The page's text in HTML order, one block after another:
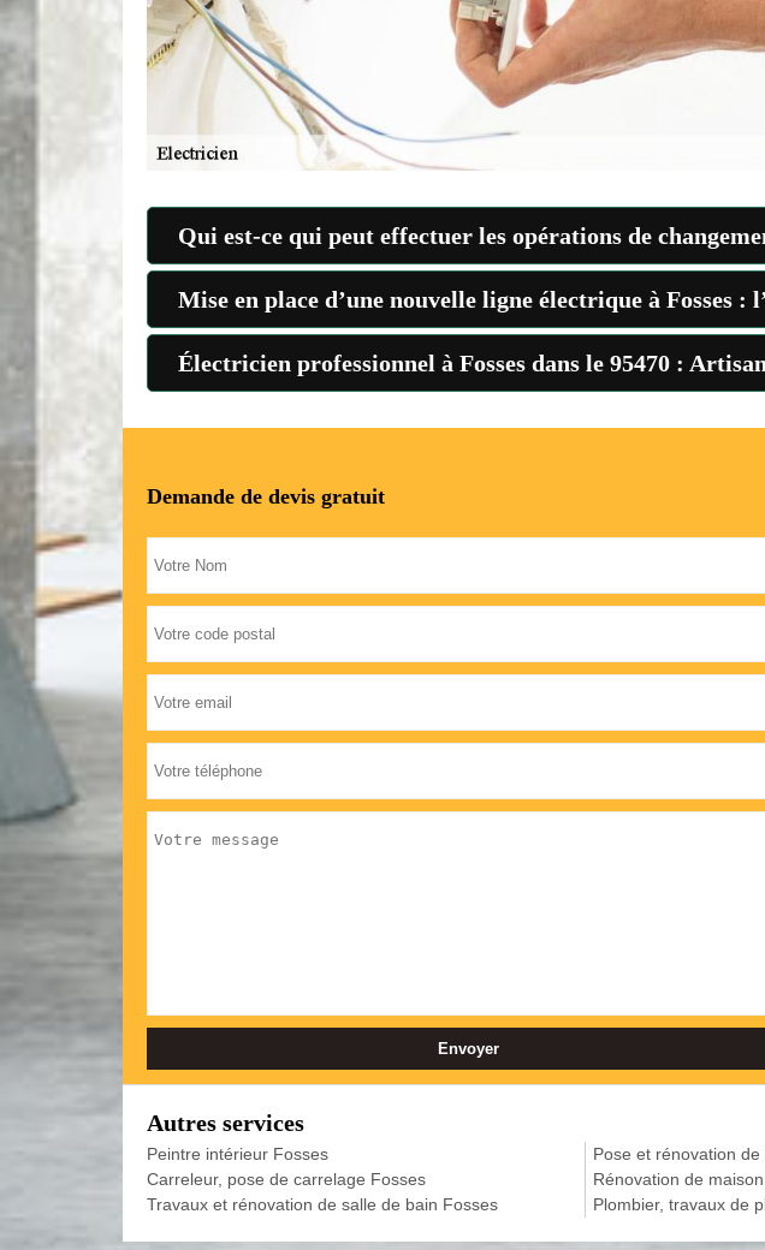
Qui est-ce qui peut effectuer les opérations de
Mise en place d’une nouvelle ligne électrique à Fosses
Électricien professionnel à Fosses dans le 95470 :
Demande de devis gratuit
Autres services
Peintre intérieur Fosses
Carreleur, pose de carrelage Fosses
Travaux et rénovation de salle de bain Fosses
Pose et rénovation
Rénovation de
Plombier, travaux de